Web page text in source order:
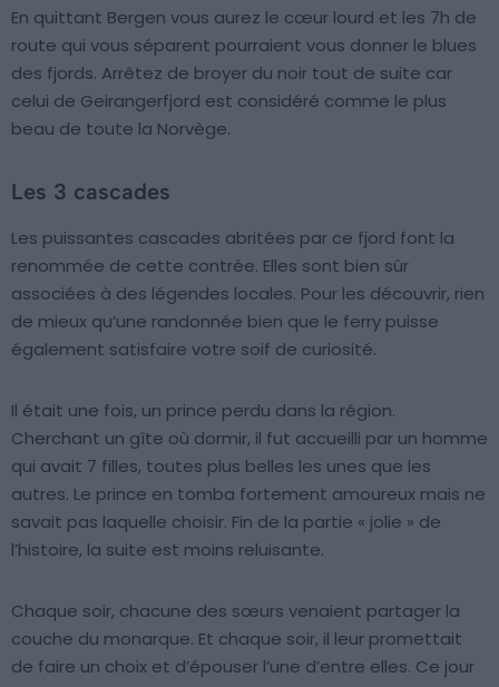
En quittant Bergen vous aurez le cœur lourd et les 7h de
route qui vous séparent pourraient vous donner le blues
des fjords. Arrêtez de broyer du noir tout de suite car
celui de Geirangerfjord est considéré comme le plus
beau de toute la Norvège.
Les 3 cascades
Les puissantes cascades abritées par ce fjord font la
renommée de cette contrée. Elles sont bien sûr
associées à des légendes locales. Pour les découvrir, rien
de mieux qu’une randonnée bien que le ferry puisse
également satisfaire votre soif de curiosité.
Il était une fois, un prince perdu dans la région.
Cherchant un gîte où dormir, il fut accueilli par un homme
qui avait 7 filles, toutes plus belles les unes que les
autres. Le prince en tomba fortement amoureux mais ne
savait pas laquelle choisir. Fin de la partie « jolie » de
l’histoire, la suite est moins reluisante.
Chaque soir, chacune des sœurs venaient partager la
couche du monarque. Et chaque soir, il leur promettait
de faire un choix et d’épouser l’une d’entre elles. Ce jour